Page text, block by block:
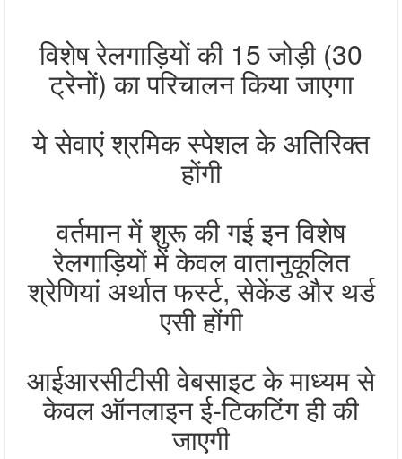
विशेष रेलगाड़ियों की 15 जोड़ी (30
ट्रेनों) का परिचालन किया जाएगा
ये सेवाएं श्रमिक स्पेशल के अतिरिक्त
होंगी
वर्तमान में शुरू की गई इन विशेष
रेलगाड़ियों में केवल वातानुकूलित
श्रेणियां अर्थात फर्स्ट, सेकेंड और थर्ड
एसी होंगी
आईआरसीटीसी वेबसाइट के माध्यम से
केवल ऑनलाइन ई-टिकटिंग ही की
जाएगी